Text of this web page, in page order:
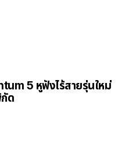
5 หูฟังไร้สายรุ่นใหม่
ด